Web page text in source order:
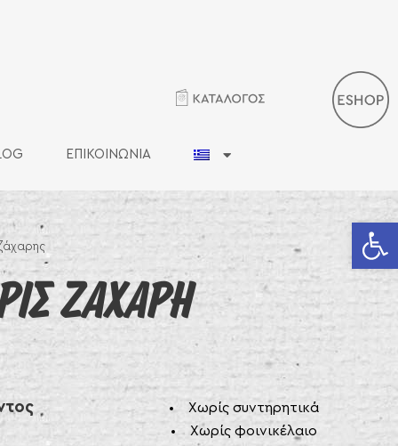
ΕΠΙΚΟΙΝΩΝΙΑ
ΖΑΧΑΡΗ
Χωρίς συντηρητικά
Χωρίς φοινικέλαιο